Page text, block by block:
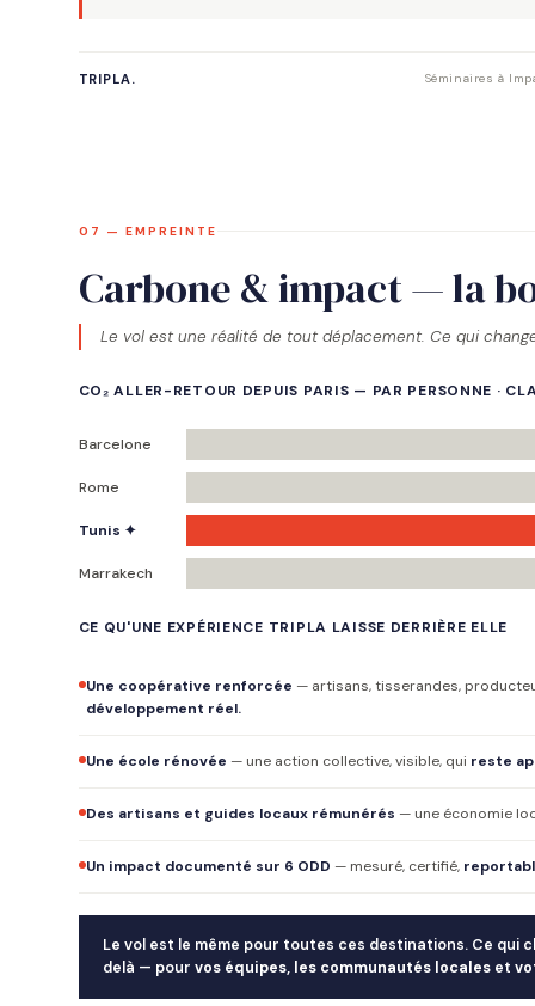
TRIPLA. Séminaires à
07 — EMPREINTE
Carbone & impact — la
Le vol est une réalité de tout déplacement. Ce qui
CO₂ ALLER-RETOUR DEPUIS PARIS — PAR PERSONNE ·
Barcelone
Rome
Tunis ✦
Marrakech
CE QU'UNE EXPÉRIENCE TRIPLA LAISSE DERRIÈRE ELLE
Une coopérative renforcée — artisans, tisserandes,
développement réel.
Une école rénovée — une action collective, visible, qui reste
Des artisans et guides locaux rémunérés — une économie
Un impact documenté sur 6 ODD — mesuré, certifié,
Le vol est le même pour toutes ces destinations. Ce qui
delà — pour vos équipes, les communautés localeset